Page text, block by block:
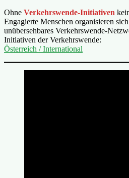
Ohne Verkehrswende-Initiativen
Engagierte Menschen organisieren
unübersehbares Verkehrswende-
Initiativen der Verkehrswende:
Österreich / International